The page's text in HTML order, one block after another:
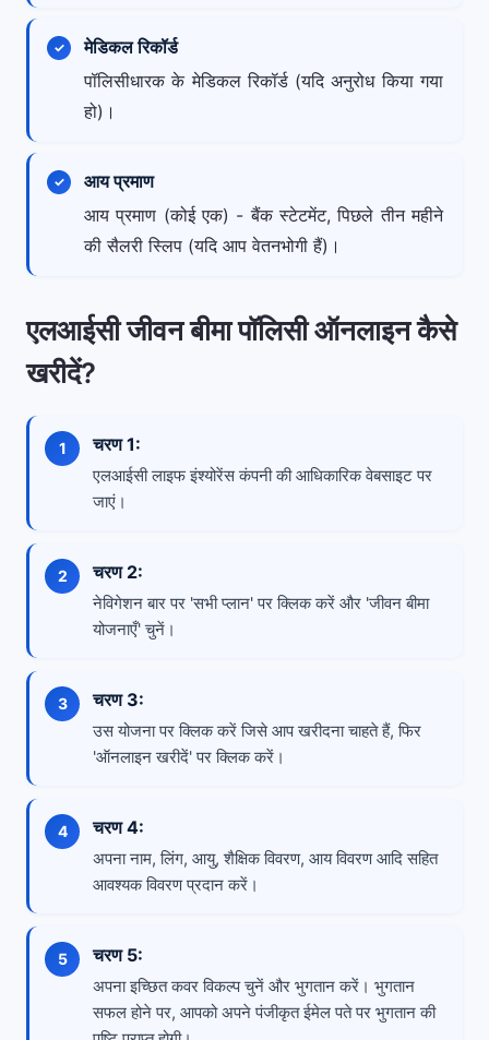
मेडिकल रिकॉर्ड
पॉलिसीधारक के मेडिकल रिकॉर्ड (यदि अनुरोध किया गया
हो)।
आय प्रमाण
आय प्रमाण (कोई एक) - बैंक स्टेटमेंट, पिछले तीन महीने
की सैलरी स्लिप (यदि आप वेतनभोगी हैं)।
एलआईसी जीवन बीमा पॉलिसी ऑनलाइन कैसे
खरीदें?
चरण 1:
एलआईसी लाइफ इंश्योरेंस कंपनी की आधिकारिक वेबसाइट पर
जाएं।
चरण 2:
नेविगेशन बार पर 'सभी प्लान' पर क्लिक करें और 'जीवन बीमा
योजनाएँ' चुनें।
चरण 3:
उस योजना पर क्लिक करें जिसे आप खरीदना चाहते हैं, फिर
'ऑनलाइन खरीदें' पर क्लिक करें।
चरण 4:
अपना नाम, लिंग, आयु, शैक्षिक विवरण, आय विवरण आदि सहित
आवश्यक विवरण प्रदान करें।
चरण 5:
अपना इच्छित कवर विकल्प चुनें और भुगतान करें। भुगतान
सफल होने पर, आपको अपने पंजीकृत ईमेल पते पर भुगतान की